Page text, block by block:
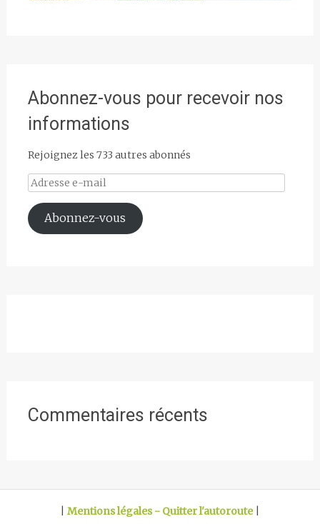
Abonnez-vous pour recevoir nos
informations
Rejoignez les 733 autres abonnés
Adresse
e-
mail
Abonnez-vous
Commentaires récents
Mentions légales - Quitter l'autoroute|